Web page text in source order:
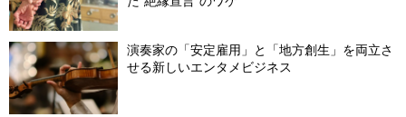
演奏家の「安定雇用」と「地方創生」を両立さ
せる新しいエンタメビジネス